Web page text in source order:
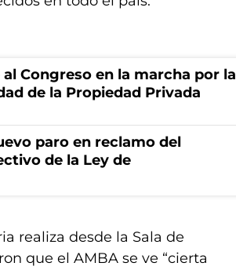
Congreso en la marcha por la
de la Propiedad Privada
paro en reclamo del
de la Ley de
realiza desde la Sala de
que el AMBA se ve “cierta